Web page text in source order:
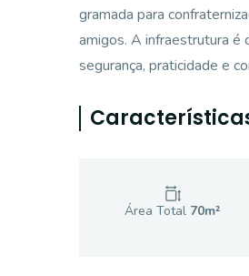
gramada para
amigos. A infraestrutura é
segurança, praticidade e
Área Total 70m²